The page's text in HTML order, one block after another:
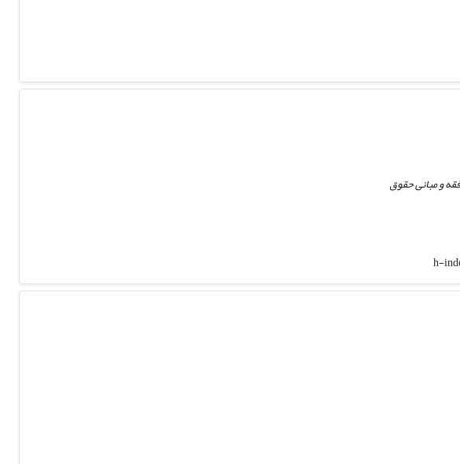
و مبانی حقوق
h-